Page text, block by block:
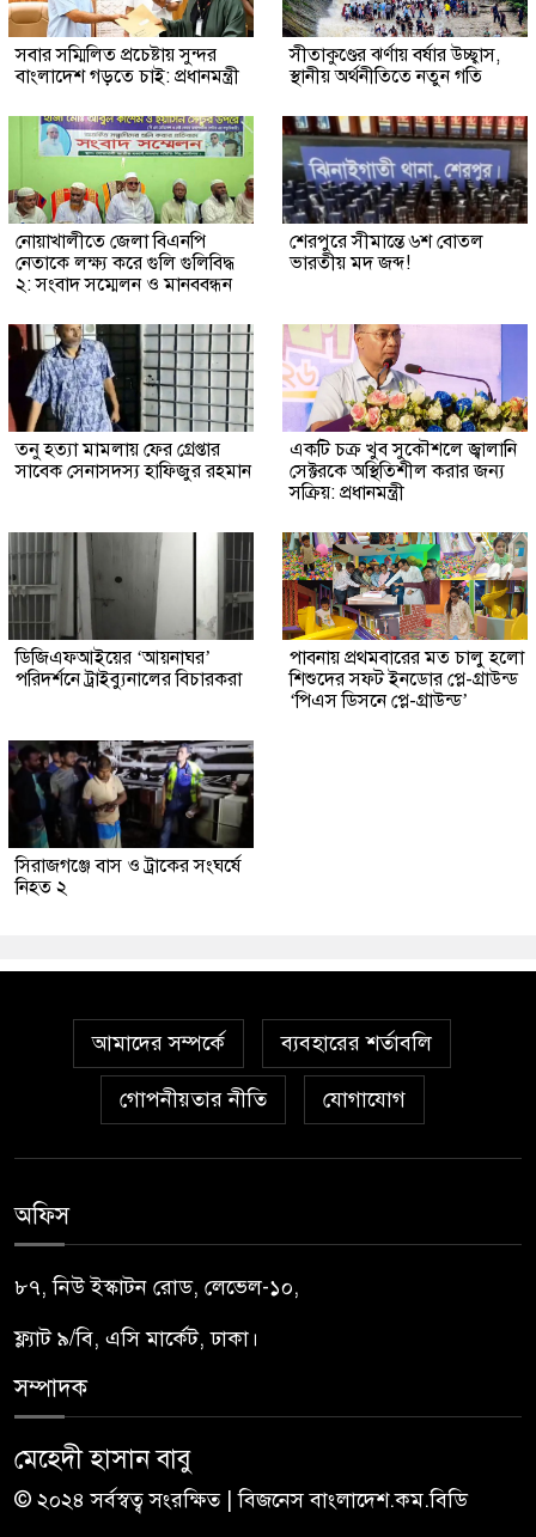
সবার সম্মিলিত প্রচেষ্টায় সুন্দর
বাংলাদেশ গড়তে চাই: প্রধানমন্ত্রী
সীতাকুণ্ডের ঝর্ণায় বর্ষার উচ্ছ্বাস,
স্থানীয় অর্থনীতিতে নতুন গতি
নোয়াখালীতে জেলা বিএনপি
নেতাকে লক্ষ্য করে গুলি গুলিবিদ্ধ
২: সংবাদ সম্মেলন ও মানববন্ধন
শেরপুরে সীমান্তে ৬শ বোতল
ভারতীয় মদ জব্দ!
তনু হত্যা মামলায় ফের গ্রেপ্তার
সাবেক সেনাসদস্য হাফিজুর রহমান
একটি চক্র খুব সুকৌশলে জ্বালানি
সেক্টরকে অস্থিতিশীল করার জন্য
সক্রিয়: প্রধানমন্ত্রী
ডিজিএফআইয়ের ‘আয়নাঘর’
পরিদর্শনে ট্রাইব্যুনালের বিচারকরা
পাবনায় প্রথমবারের মত চালু হলো
শিশুদের সফট ইনডোর প্লে-গ্রাউন্ড
‘পিএস ডিসনে প্লে-গ্রাউন্ড’
সিরাজগঞ্জে বাস ও ট্রাকের সংঘর্ষে
নিহত ২
আমাদের সম্পর্কে ব্যবহারের শর্তাবলি
গোপনীয়তার নীতি যোগাযোগ
অফিস
৮৭, নিউ ইস্কাটন রোড, লেভেল-১০,
ফ্ল্যাট ৯/বি, এসি মার্কেট, ঢাকা।
সম্পাদক
মেহেদী হাসান বাবু
© ২০২৪ সর্বস্বত্ব সংরক্ষিত | বিজনেস বাংলাদেশ.কম.বিডি